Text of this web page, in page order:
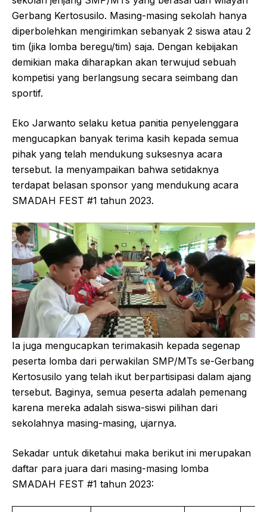
Gerbang Kertosusilo. Masing-masing sekolah hanya
diperbolehkan mengirimkan sebanyak 2 siswa atau 2
tim (jika lomba beregu/tim) saja. Dengan kebijakan
demikian maka diharapkan akan terwujud sebuah
kompetisi yang berlangsung secara seimbang dan
sportif.
Eko Jarwanto selaku ketua panitia penyelenggara
mengucapkan banyak terima kasih kepada semua
pihak yang telah mendukung suksesnya acara
tersebut. Ia menyampaikan bahwa setidaknya
terdapat belasan sponsor yang mendukung acara
SMADAH FEST #1 tahun 2023.
Ia juga mengucapkan terimakasih kepada segenap
peserta lomba dari perwakilan SMP/MTs se-Gerbang
Kertosusilo yang telah ikut berpartisipasi dalam ajang
tersebut. Baginya, semua peserta adalah pemenang
karena mereka adalah siswa-siswi pilihan dari
sekolahnya masing-masing, ujarnya.
Sekadar untuk diketahui maka berikut ini merupakan
daftar para juara dari masing-masing lomba
SMADAH FEST #1 tahun 2023: